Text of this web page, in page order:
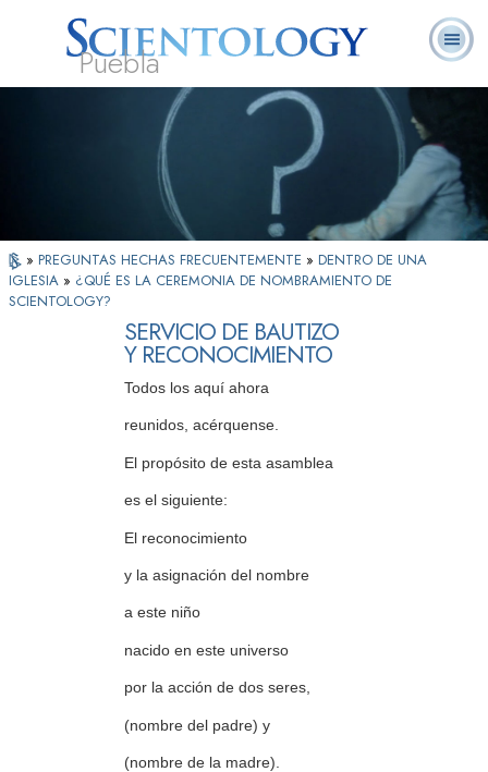
Puebla
¿Qué es
Scientology?
Ministros
Voluntarios
Preguntas
Frecuentes
» PREGUNTAS HECHAS FRECUENTEMENTE » DENTRO DE UNA
IGLESIA » ¿QUÉ ES LA CEREMONIA DE NOMBRAMIENTO DE
SCIENTOLOGY?
SERVICIO DE BAUTIZO
Y RECONOCIMIENTO
Todos los aquí ahora
reunidos, acérquense.
El propósito de esta asamblea
es el siguiente:
El reconocimiento
y la asignación del nombre
a este niño
nacido en este universo
por la acción de dos seres,
(nombre del padre) y
(nombre de la madre).